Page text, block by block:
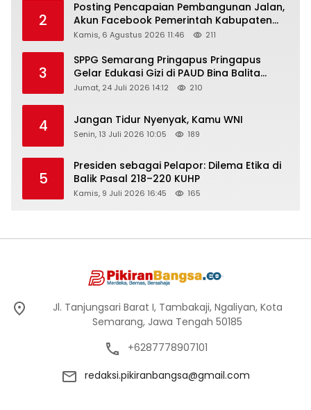
2
Posting Pencapaian Pembangunan Jalan,
Akun Facebook Pemerintah Kabupaten
Rembang “Dirujak” Warganet
Kamis, 6 Agustus 2026 11:46 211
3
SPPG Semarang Pringapus Pringapus
Gelar Edukasi Gizi di PAUD Bina Balita
Peringati Hari Anak Nasional 2026
Jumat, 24 Juli 2026 14:12 210
4 Jangan Tidur Nyenyak, Kamu WNI
Senin, 13 Juli 2026 10:05 189
5
Presiden sebagai Pelapor: Dilema Etika di
Balik Pasal 218–220 KUHP
Kamis, 9 Juli 2026 16:45 165
Jl. Tanjungsari Barat I, Tambakaji, Ngaliyan, Kota
Semarang, Jawa Tengah 50185
+6287778907101
redaksi.pikiranbangsa@gmail.com